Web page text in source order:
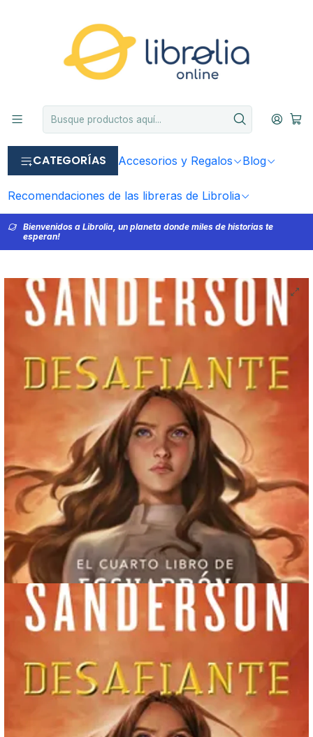
CATEGORÍAS Accesorios y Regalos Blog
Recomendaciones de las libreras de Librolia
Bienvenidos a Librolia, un planeta donde miles de historias te
esperan!